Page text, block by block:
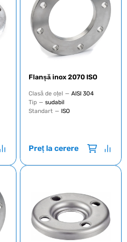
Flanșă inox 2070 ISO
Clasă de oțel — AISI 304
Tip — sudabil
Standart — ISO
Preț la cerere